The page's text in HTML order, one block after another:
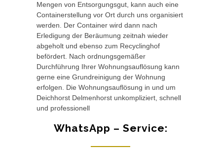
Mengen von Entsorgungsgut, kann auch eine
Containerstellung vor Ort durch uns organisiert
werden. Der Container wird dann nach
Erledigung der Beräumung zeitnah wieder
abgeholt und ebenso zum Recyclinghof
befördert. Nach ordnungsgemäßer
Durchführung Ihrer Wohnungsauflösung kann
gerne eine Grundreinigung der Wohnung
erfolgen. Die Wohnungsauflösung in und um
Deichhorst Delmenhorst unkompliziert, schnell
und professionell
WhatsApp – Service: